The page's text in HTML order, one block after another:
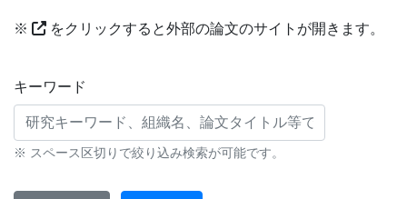
※ をクリックすると外部の論文のサイトが開きます。
研究業績に対する検索条件
キーワード
※ スペース区切りで絞り込み検索が可能です。